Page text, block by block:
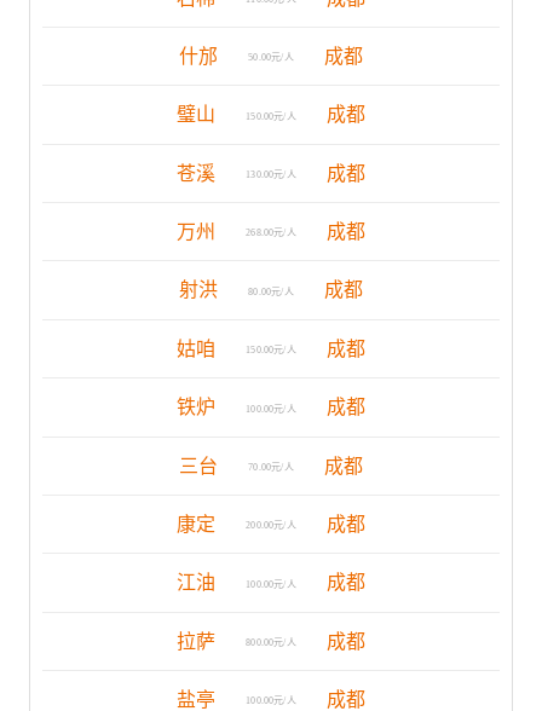
什邡 50.00元/人 成都
璧山 150.00元/人 成都
苍溪 130.00元/人 成都
万州 268.00元/人 成都
射洪 80.00元/人 成都
姑咱 150.00元/人 成都
铁炉 100.00元/人 成都
三台 70.00元/人 成都
康定 200.00元/人 成都
江油 100.00元/人 成都
拉萨 800.00元/人 成都
盐亭 100.00元/人 成都